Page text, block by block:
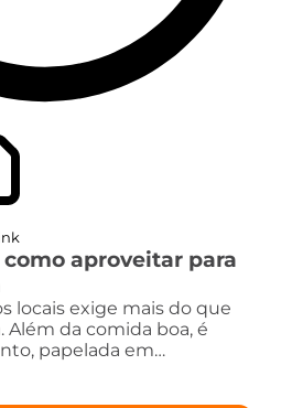
aproveitar para
locais exige mais do que
Além da comida boa, é
papelada em…